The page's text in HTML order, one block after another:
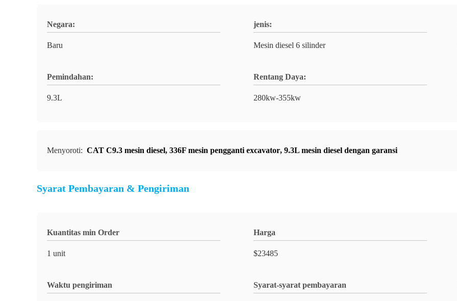
Negara:
Baru
jenis:
Mesin diesel 6 silinder
Pemindahan:
9.3L
Rentang Daya:
280kw-355kw
Menyoroti: CAT C9.3 mesin diesel, 336F mesin pengganti excavator, 9.3L mesin diesel dengan garansi
Syarat Pembayaran & Pengiriman
Kuantitas min Order
1 unit
Harga
$23485
Waktu pengiriman Syarat-syarat pembayaran